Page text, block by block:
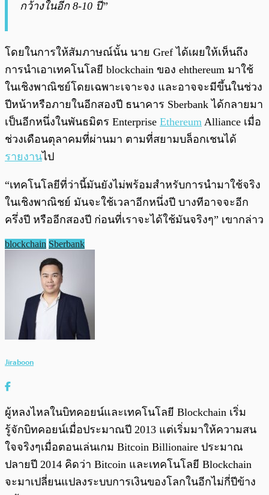
กว้างในอีก 8-10 ปี”
โดยในการให้สัมภาษณ์นั้น นาย Gref ได้เผยให้เห็นถึง
การนำเอาเทคโนโลยี blockchain ของ ehthereum มาใช้
ในเชิงพาณิชย์โดยเฉพาะเจาะจง และอาจจะมีขึ้นในช่วง
ปีหน้าหรือภายในอีกสองปี ธนาคาร Sberbank ได้กลายมา
เป็นอีกหนึ่งในพันธมิตร Enterprise Ethereum Alliance เมื่อ
ช่วงเดือนตุลาคมที่ผ่านมา ตามที่สยามบล็อกเชนได้
รายงานไป
“เทคโนโลยีที่ว่านี้มันยังไม่พร้อมสำหรับการนำมาใช้จริง
ในเชิงพาณิชย์ มันจะใช้เวลาอีกหนึ่งปี บางทีอาจจะอีก
ครึ่งปี หรืออีกสองปี ก่อนที่เราจะได้ใช้มันจริงๆ” เขากล่าว
blockchain Sberbank
Jiraboon
ผู้หลงไหลในบิทคอยน์และเทคโนโลยี Blockchain เริ่ม
รู้จักบิทคอยน์เมื่อประมาณปี 2013 แต่เริ่มมาให้ความสน
ใจจริงๆเมื่อตอนเล่นเกม Bitcoin Billionaire ประมาณ
ปลายปี 2014 คิดว่า Bitcoin และเทคโนโลยี Blockchain
จะมาเปลี่ยนแปลงระบบการเงินของโลกในอีกไม่กี่ปีข้าง